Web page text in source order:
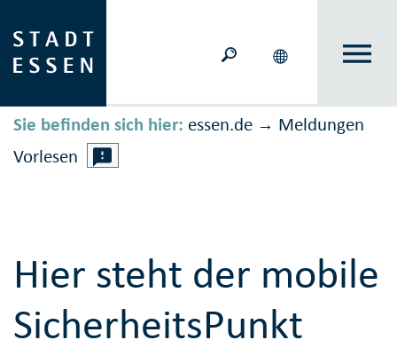
Sie befinden sich hier: essen.de → Meldungen
Vorlesen
Hier steht der mobile
SicherheitsPunkt